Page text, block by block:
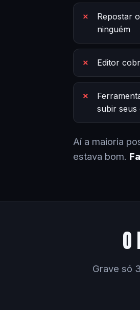
Repostar
ninguém
Editor
subir seus
Aí a maioria
estava bom.
O
Grave só